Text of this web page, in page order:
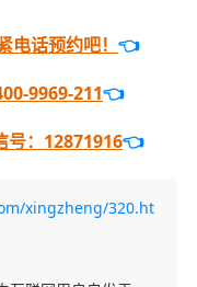
话预约吧！ 👈
9969-211👈
号：12871916👈
xingzheng/320.ht